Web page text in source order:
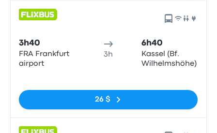
3h40
FRA Frankfurt
airport
3h
6h40
Kassel (Bf.
Wilhelmshöhe)
26 $